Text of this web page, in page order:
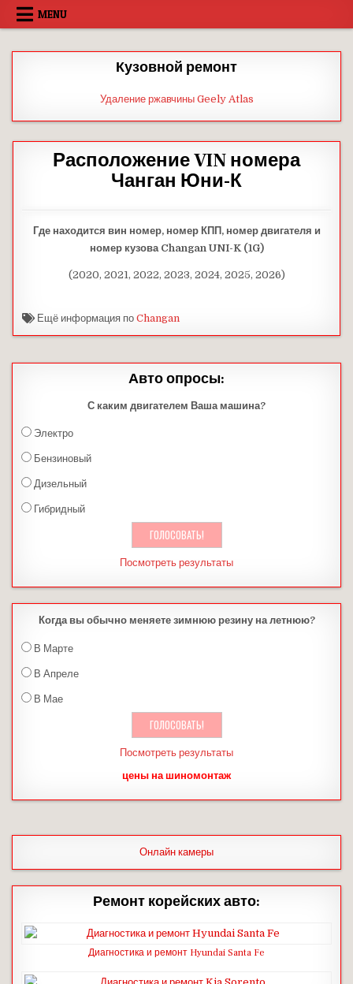
Skip
MENU
Кузовной ремонт
Удаление ржавчины Geely Atlas
Расположение VIN номера
Чанган Юни-К
Где находится вин номер, номер КПП, номер двигателя и
номер кузова Changan UNI-K (1G)
(2020, 2021, 2022, 2023, 2024, 2025, 2026)
Ещё информация поChangan
Авто опросы:
С каким двигателем Ваша машина?
Электро
Бензиновый
Дизельный
Гибридный
Посмотреть результаты
Когда вы обычно меняете зимнюю резину на летнюю?
В Марте
В Апреле
В Мае
Посмотреть результаты
цены на шиномонтаж
Онлайн камеры
Ремонт корейских авто:
Диагностика и ремонт Hyundai Santa Fe